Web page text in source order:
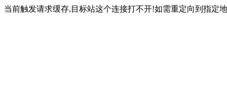
当前触发请求缓存,目标站这个连接打不开!如需重定向到指定